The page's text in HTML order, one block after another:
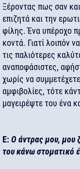
Ξέροντας πως σαν
επιζητά και την
φίλης. Ένα υπέροχο
κοντά. Γιατί λοιπόν
τις παλιότερες
αναποφάσιστες,
χωρίς να
αμφιβολίες, τότε
μαγειρέψτε του ένα
Ε: Ο άντρας μου, μου
του κάνω στοματικό